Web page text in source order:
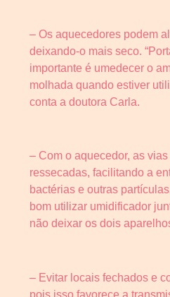
– Os aquecedores podem
deixando-o mais seco.
importante é umedecer o
molhada quando estiver
conta a doutora Carla.
– Com o aquecedor, as
ressecadas, facilitando a
bactérias e outras
bom utilizar umidificador
não deixar os dois
– Evitar locais fechados e